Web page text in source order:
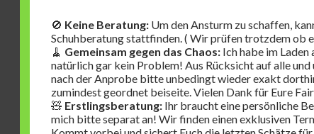
🚫 Keine Beratung:Um den Ansturm zu schaffen,
Schuhberatung stattfinden. ( Wir prüfen trotzdem ob
🧹 Gemeinsam gegen das Chaos:Ich habe im
natürlich gar kein Problem! Aus Rücksicht auf alle
nach der Anprobe bitte unbedingt wieder exakt
zumindest geordnet beiseite. Vielen Dank für Eure
🧸 Erstlingsberatung:Ihr braucht eine persönliche
mich bitte separat an! Wir finden einen exklusiven